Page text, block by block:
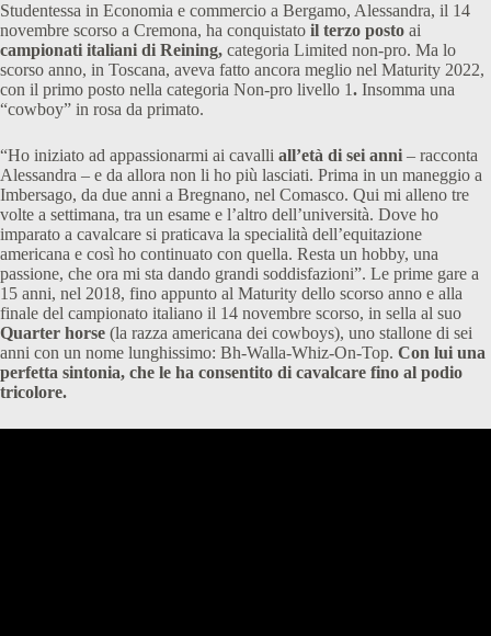
Studentessa in Economia e commercio a Bergamo, Alessandra, il 14
novembre scorso a Cremona, ha conquistato il terzo posto ai
campionati italiani di Reining, categoria Limited non-pro. Ma lo
scorso anno, in Toscana, aveva fatto ancora meglio nel Maturity 2022,
con il primo posto nella categoria Non-pro livello 1. Insomma una
“cowboy” in rosa da primato.
“Ho iniziato ad appassionarmi ai cavalli all’età di sei anni – racconta
Alessandra – e da allora non li ho più lasciati. Prima in un maneggio a
Imbersago, da due anni a Bregnano, nel Comasco. Qui mi alleno tre
volte a settimana, tra un esame e l’altro dell’università. Dove ho
imparato a cavalcare si praticava la specialità dell’equitazione
americana e così ho continuato con quella. Resta un hobby, una
passione, che ora mi sta dando grandi soddisfazioni”. Le prime gare a
15 anni, nel 2018, fino appunto al Maturity dello scorso anno e alla
finale del campionato italiano il 14 novembre scorso, in sella al suo
Quarter horse (la razza americana dei cowboys), uno stallone di sei
anni con un nome lunghissimo: Bh-Walla-Whiz-On-Top. Con lui una
perfetta sintonia, che le ha consentito di cavalcare fino al podio
tricolore.